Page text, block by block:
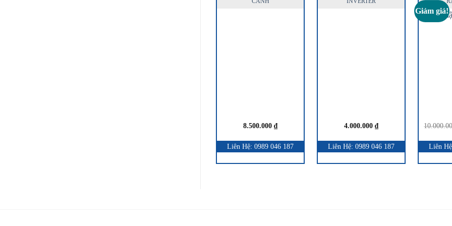
8.500.000 ₫
Liên Hệ: 0989 046 187
4.000.000 ₫
Liên Hệ: 0989 046 187
Giảm giá!
Liên